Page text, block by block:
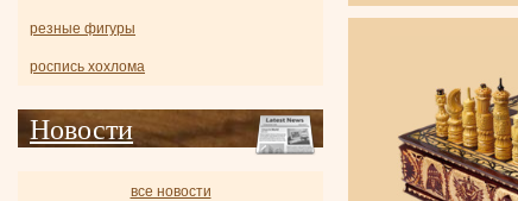
резные фигуры
роспись хохлома
Новости
все новости